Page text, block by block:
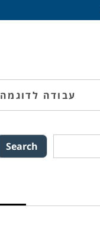
עבודה לדוגמה
Search